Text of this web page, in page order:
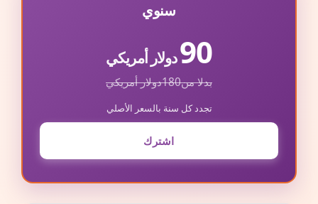
سنوي
90دولار أمريكي
بدلا من180دولار أمريكي
تجدد كل سنة بالسعر الأصلي
اشترك